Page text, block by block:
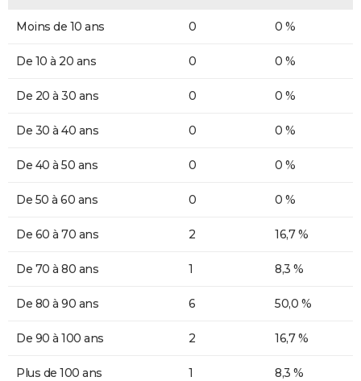
Moins de 10 ans 0 0 %
De 10 à 20 ans 0 0 %
De 20 à 30 ans 0 0 %
De 30 à 40 ans 0 0 %
De 40 à 50 ans 0 0 %
De 50 à 60 ans 0 0 %
De 60 à 70 ans 2 16,7 %
De 70 à 80 ans 1 8,3 %
De 80 à 90 ans 6 50,0 %
De 90 à 100 ans 2 16,7 %
Plus de 100 ans 1 8,3 %